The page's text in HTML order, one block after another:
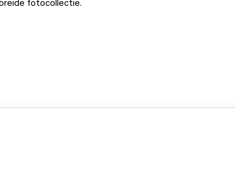
fotocollectie.